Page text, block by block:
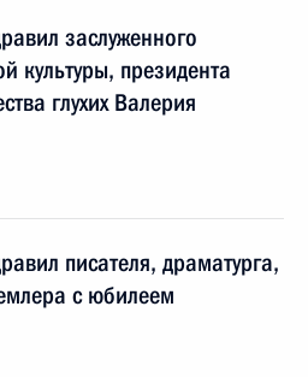
заслуженного
культуры, президента
глухих Валерия
писателя, драматурга,
с юбилеем